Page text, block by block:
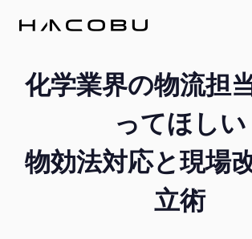
化学業界の物流担
ってほしい
物効法対応と現場
立術